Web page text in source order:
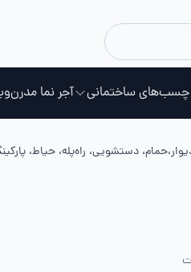
چسب‌های ساختمانی آجر نما مدرن
دستشویی، راه‌پله، حیاط،